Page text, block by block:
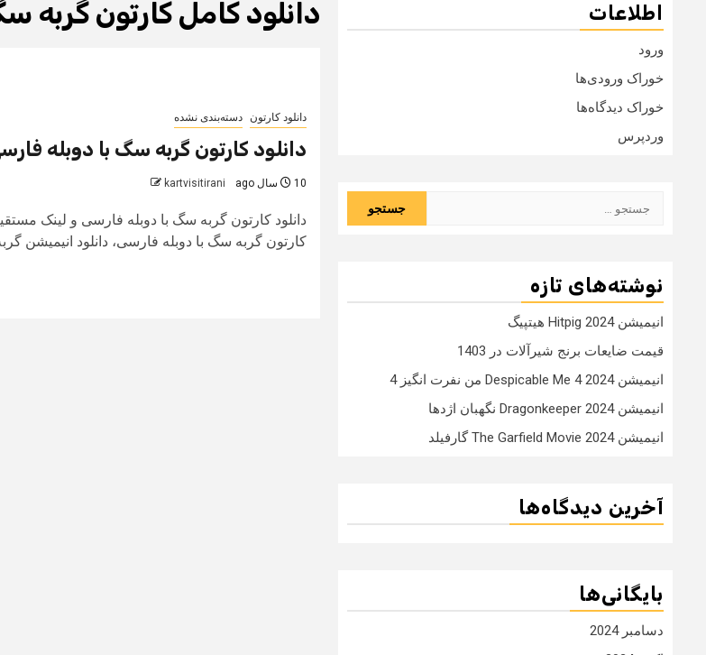
دانلود کامل کارتون گربه
دانلود کارتون دسته‌بندی نشده
دانلود کارتون گربه سگ با دوبله
10 سال ago kartvisitirani
دانلود کارتون گربه سگ با دوبله فارسی و لینک
کارتون گربه سگ با دوبله فارسی، دانلود انیمیشن
اطلاعات
ورود
خوراک ورودی‌ها
خوراک دیدگاه‌ها
وردپرس
نوشته‌های تازه
انیمیشن Hitpig 2024 هیتپیگ
قیمت ضایعات برنج شیرآلات در 1403
انیمیشن Despicable Me 4 2024 من نفرت انگیز 4
انیمیشن Dragonkeeper 2024 نگهبان اژدها
انیمیشن The Garfield Movie 2024 گارفیلد
آخرین دیدگاه‌ها
بایگانی‌ها
دسامبر 2024